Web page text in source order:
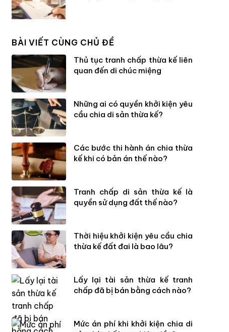
BÀI VIẾT CÙNG CHỦ ĐỀ
Thủ tục tranh chấp thừa kế liên
quan đến di chúc miệng
Những ai có quyền khởi kiện yêu
cầu chia di sản thừa kế?
Các bước thi hành án chia thừa
kế khi có bản án thế nào?
Tranh chấp di sản thừa kế là
quyền sử dụng đất thế nào?
Thời hiệu khởi kiện yêu cầu chia
thừa kế đất đai là bao lâu?
Lấy lại tài sản thừa kế tranh
chấp đã bị bán bằng cách nào?
Mức án phí khi khởi kiện chia di